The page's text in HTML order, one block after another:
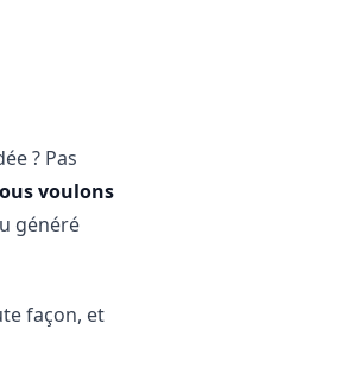
? Pas
voulons
généré
façon, et